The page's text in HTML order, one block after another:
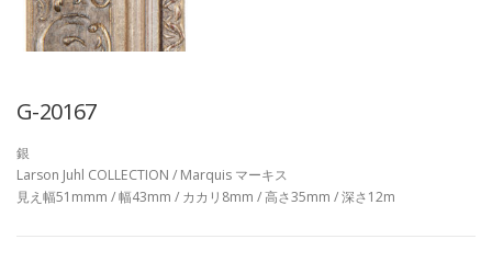
G-20167
銀
Larson Juhl COLLECTION / Marquis マーキス
見え幅51mmm / 幅43mm / カカリ8mm / 高さ35mm / 深さ12m